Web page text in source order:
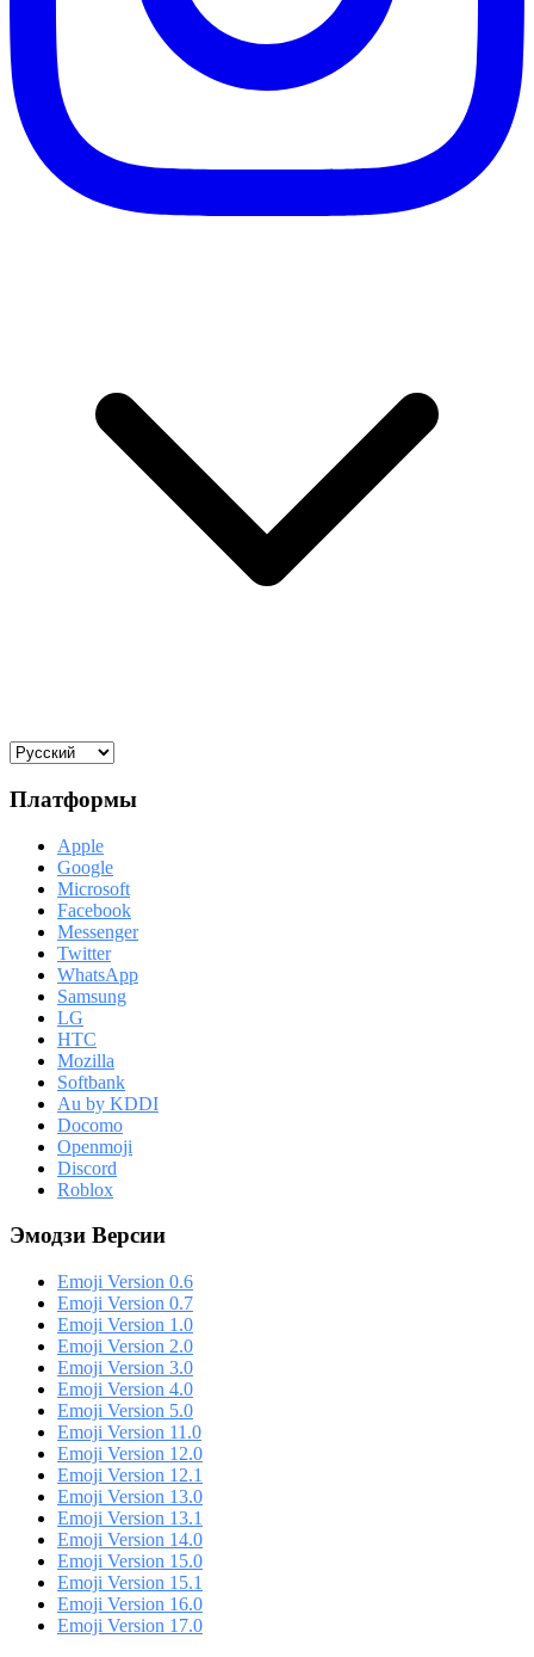
Платформы
Apple
Google
Microsoft
Facebook
Messenger
Twitter
WhatsApp
Samsung
LG
HTC
Mozilla
Softbank
Au by KDDI
Docomo
Openmoji
Discord
Roblox
Эмодзи Версии
Emoji Version 0.6
Emoji Version 0.7
Emoji Version 1.0
Emoji Version 2.0
Emoji Version 3.0
Emoji Version 4.0
Emoji Version 5.0
Emoji Version 11.0
Emoji Version 12.0
Emoji Version 12.1
Emoji Version 13.0
Emoji Version 13.1
Emoji Version 14.0
Emoji Version 15.0
Emoji Version 15.1
Emoji Version 16.0
Emoji Version 17.0